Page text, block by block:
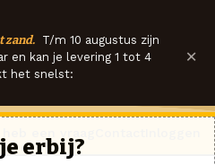
zand. T/m 10 augustus zijn
en kan je levering 1 tot 4
het snelst:
×
erbij?